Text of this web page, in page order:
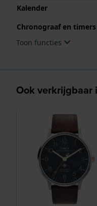
Kalender
Chronograaf en timers
Toon functies
Ook verkrijgbaar